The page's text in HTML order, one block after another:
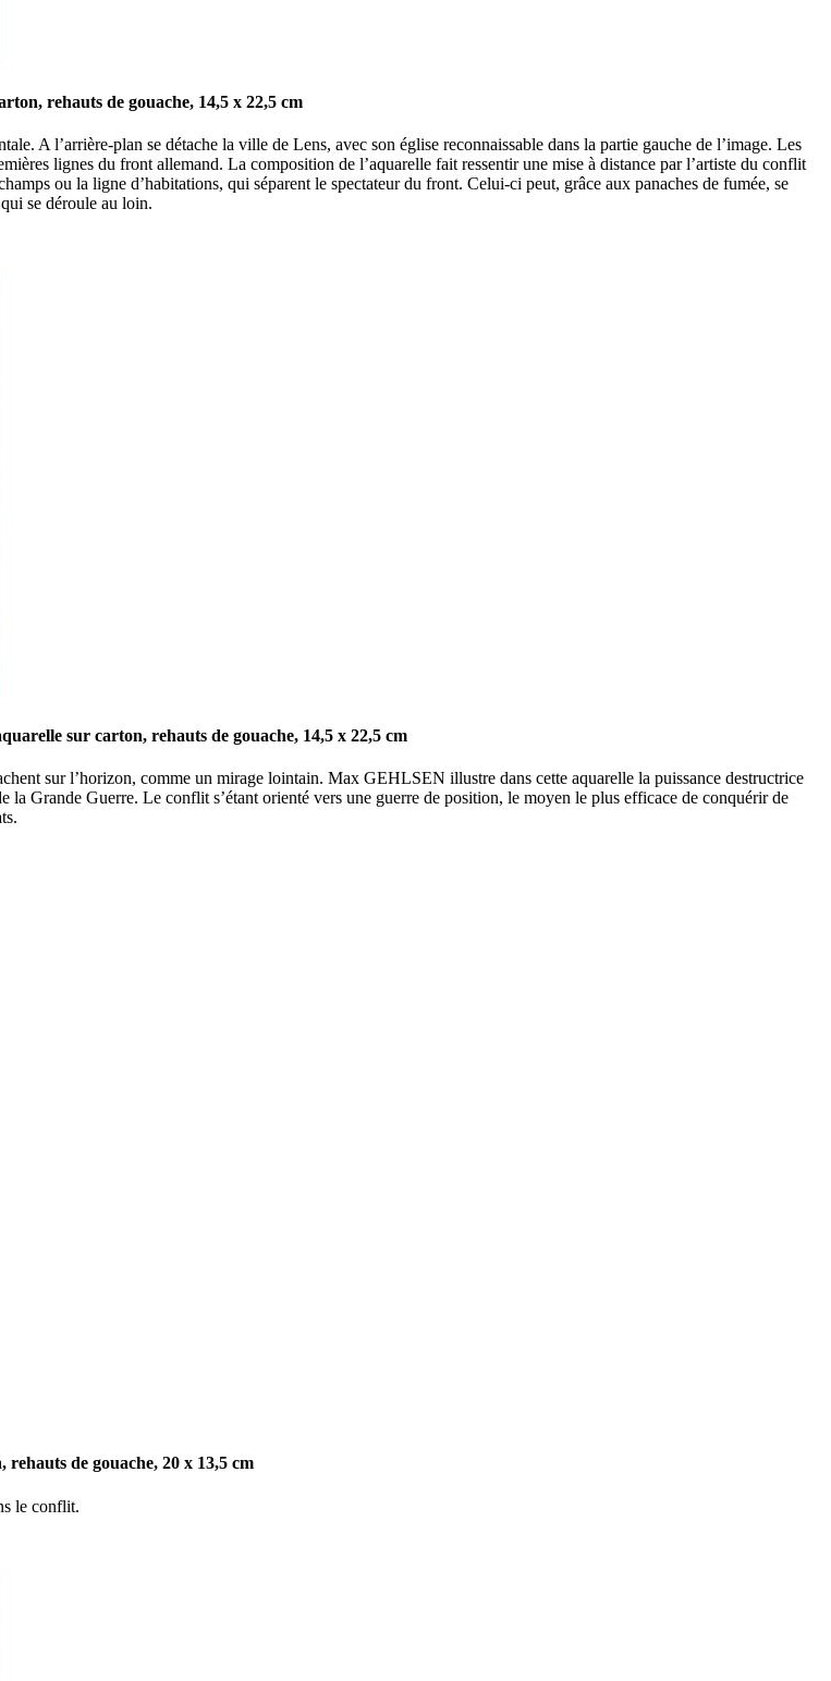
rehauts de gouache, 14,5 x 22,5 cm
A l’arrière-plan se détache la ville de Lens, avec son église reconnaissable dans la partie gauche de l’image. Les
lignes du front allemand. La composition de l’aquarelle fait ressentir une mise à distance par l’artiste du conflit
ou la ligne d’habitations, qui séparent le spectateur du front. Celui-ci peut, grâce aux panaches de fumée, se
se déroule au loin.
sur carton, rehauts de gouache, 14,5 x 22,5 cm
sur l’horizon, comme un mirage lointain. Max GEHLSEN illustre dans cette aquarelle la puissance destructrice
la Grande Guerre. Le conflit s’étant orienté vers une guerre de position, le moyen le plus efficace de conquérir de
de gouache, 20 x 13,5 cm
le conflit.